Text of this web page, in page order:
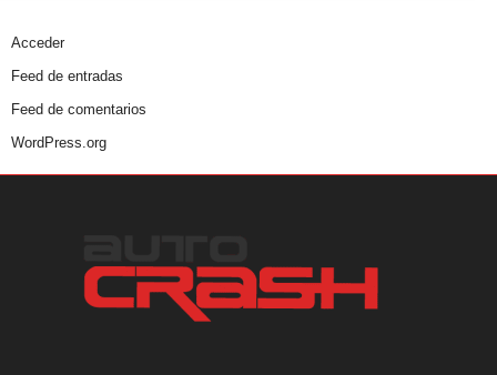
Acceder
Feed de entradas
Feed de comentarios
WordPress.org